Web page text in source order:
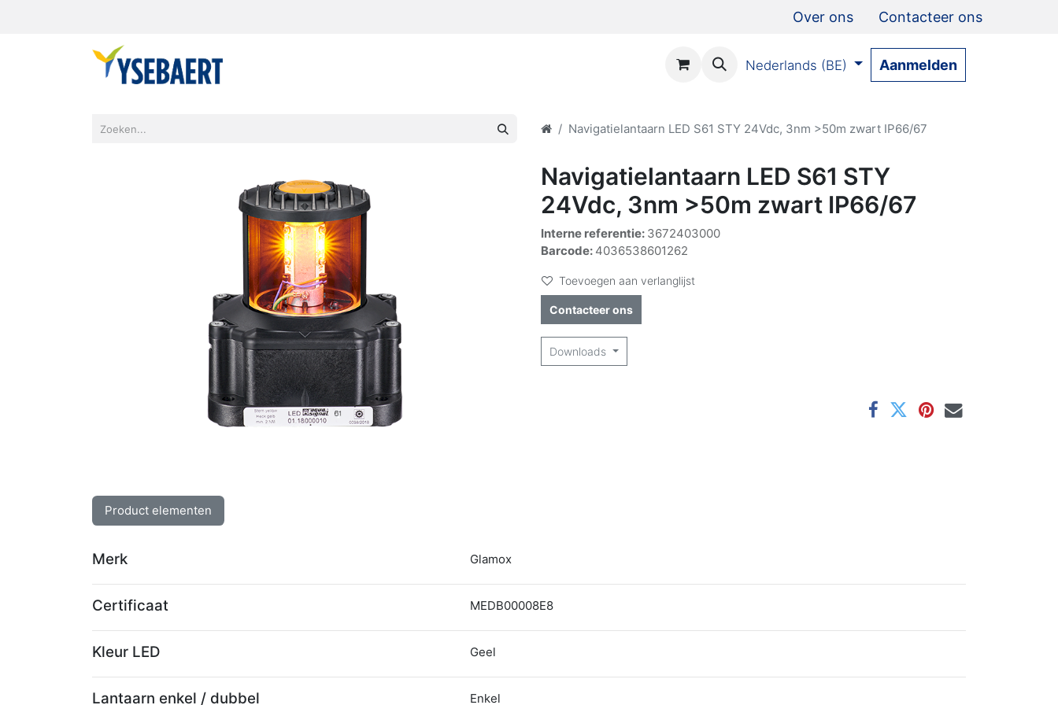
Over ons Contacteer ons
Nederlands (BE) Aanmelden
Navigatielantaarn LED S61 STY 24Vdc, 3nm >50m zwart IP66/67
Navigatielantaarn LED S61 STY
24Vdc, 3nm >50m zwart IP66/67
Interne referentie: 3672403000
Barcode: 4036538601262
Toevoegen aan verlanglijst
Contacteer ons
Downloads
Product elementen
Merk Glamox
Certificaat MEDB00008E8
Kleur LED Geel
Lantaarn enkel / dubbel Enkel